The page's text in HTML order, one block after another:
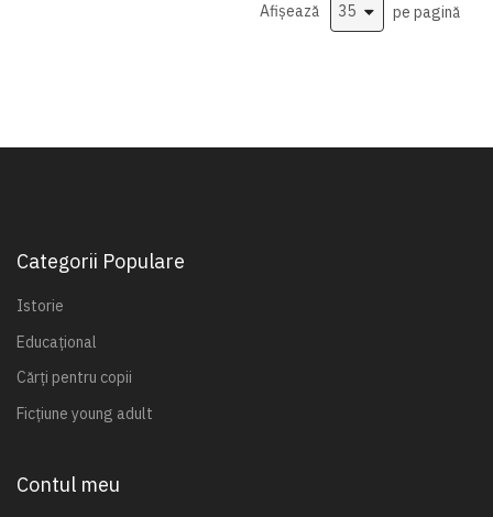
Afișează pe pagină
Categorii Populare
Istorie
Educațional
Cărți pentru copii
Ficțiune young adult
Contul meu